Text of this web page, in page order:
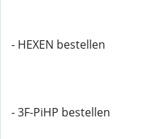
- HEXEN bestellen
- 3F-PiHP bestellen